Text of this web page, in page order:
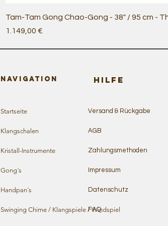
Tam-Tam Gong Chao-Gong - 38" / 95 cm -
Preis
1.149,00 €
Navigation HILFE
Startseite
Klangschalen
Kristall-Instrumente
Gong´s
Handpan´s
Swinging Chime / Klangspiele / Windspiel
Versand & Rückgabe
AGB
Zahlungsmethoden
Impressum
Datenschutz
FAQ